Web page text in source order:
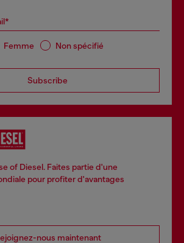
Femme Non spécifié
Subscribe
of Diesel. Faites partie d'une
pour profiter d'avantages
nous maintenant